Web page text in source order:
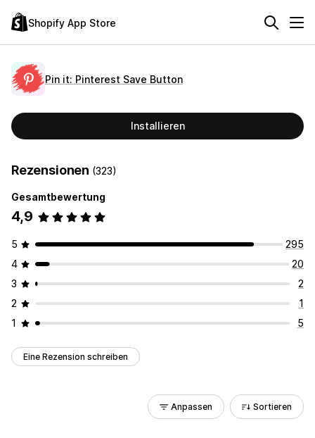
Shopify App Store
Pin it: Pinterest Save Button
Installieren
Rezensionen (323)
Gesamtbewertung
4,9
5
295
4
20
3
2
2
1
1
5
Eine Rezension schreiben
Anpassen Sortieren